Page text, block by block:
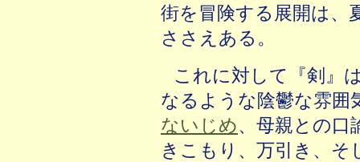
街を冒険する展開は、
ささえある。
これに対して『剣』
なるような陰鬱な雰囲
ないじめ、母親との口
きこもり、万引き、そ